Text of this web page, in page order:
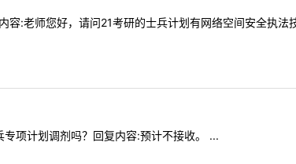
:老师您好，请问21考研的士兵计划有网络空间安全执法
项计划调剂吗？回复内容:预计不接收。 ...